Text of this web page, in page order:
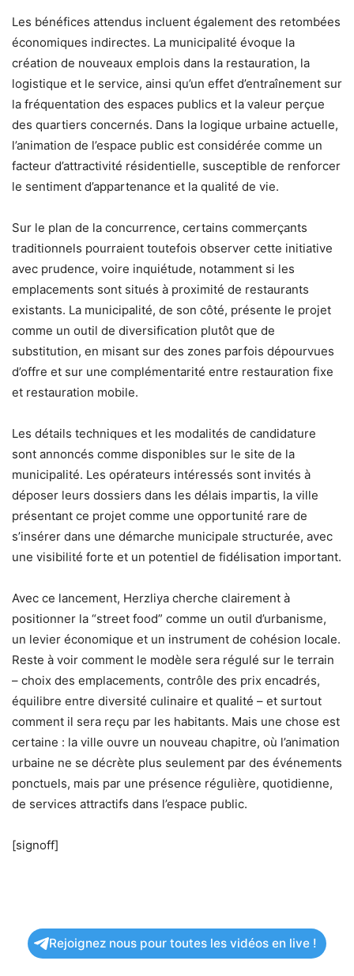
Les bénéfices attendus incluent également des retombées
économiques indirectes. La municipalité évoque la
création de nouveaux emplois dans la restauration, la
logistique et le service, ainsi qu’un effet d’entraînement sur
la fréquentation des espaces publics et la valeur perçue
des quartiers concernés. Dans la logique urbaine actuelle,
l’animation de l’espace public est considérée comme un
facteur d’attractivité résidentielle, susceptible de renforcer
le sentiment d’appartenance et la qualité de vie.
Sur le plan de la concurrence, certains commerçants
traditionnels pourraient toutefois observer cette initiative
avec prudence, voire inquiétude, notamment si les
emplacements sont situés à proximité de restaurants
existants. La municipalité, de son côté, présente le projet
comme un outil de diversification plutôt que de
substitution, en misant sur des zones parfois dépourvues
d’offre et sur une complémentarité entre restauration fixe
et restauration mobile.
Les détails techniques et les modalités de candidature
sont annoncés comme disponibles sur le site de la
municipalité. Les opérateurs intéressés sont invités à
déposer leurs dossiers dans les délais impartis, la ville
présentant ce projet comme une opportunité rare de
s’insérer dans une démarche municipale structurée, avec
une visibilité forte et un potentiel de fidélisation important.
Avec ce lancement, Herzliya cherche clairement à
positionner la “street food” comme un outil d’urbanisme,
un levier économique et un instrument de cohésion locale.
Reste à voir comment le modèle sera régulé sur le terrain
– choix des emplacements, contrôle des prix encadrés,
équilibre entre diversité culinaire et qualité – et surtout
comment il sera reçu par les habitants. Mais une chose est
certaine : la ville ouvre un nouveau chapitre, où l’animation
urbaine ne se décrète plus seulement par des événements
ponctuels, mais par une présence régulière, quotidienne,
de services attractifs dans l’espace public.
[signoff]
Rejoignez nous pour toutes les vidéos en live !